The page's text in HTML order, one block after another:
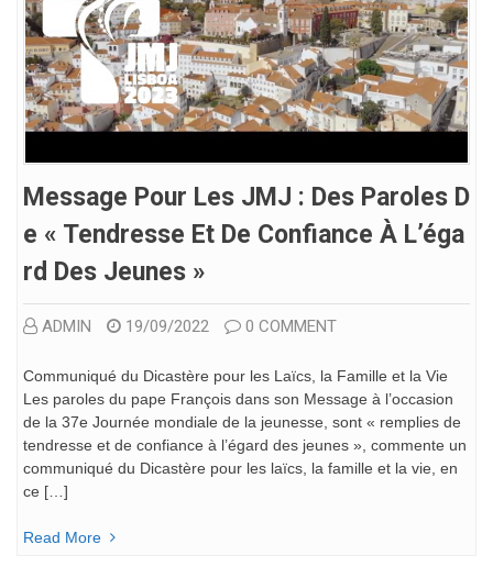
Message Pour Les JMJ : Des Paroles D
E « Tendresse Et De Confiance À L’éga
Rd Des Jeunes »
ADMIN 19/09/2022 0 COMMENT
Communiqué du Dicastère pour les Laïcs, la Famille et la Vie
Les paroles du pape François dans son Message à l’occasion
de la 37e Journée mondiale de la jeunesse, sont « remplies de
tendresse et de confiance à l’égard des jeunes », commente un
communiqué du Dicastère pour les laïcs, la famille et la vie, en
ce […]
Read More